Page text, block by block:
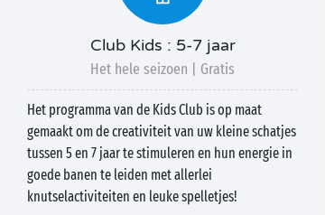
Club Kids : 5-7 jaar
Het hele seizoen | Gratis
Het programma van de Kids Club is op maat
gemaakt om de creativiteit van uw kleine schatjes
tussen 5 en 7 jaar te stimuleren en hun energie in
goede banen te leiden met allerlei
knutselactiviteiten en leuke spelletjes!